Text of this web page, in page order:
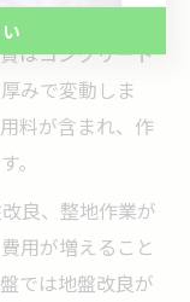
料費、施工費、
はコンクリート
みで変動しま
料が含まれ、作
。
良、整地作業が
用が増えること
では地盤改良が